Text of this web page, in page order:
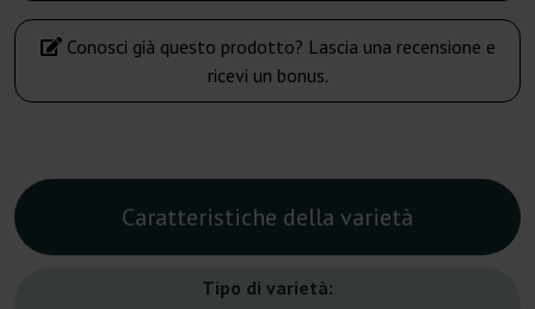
Conosci già questo prodotto? Lascia una recensione e
ricevi un bonus.
Caratteristiche della varietà
Tipo di varietà: